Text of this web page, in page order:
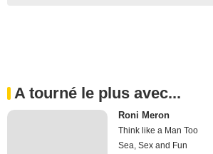
A tourné le plus avec...
Roni Meron
Think like a Man Too
Sea, Sex and Fun